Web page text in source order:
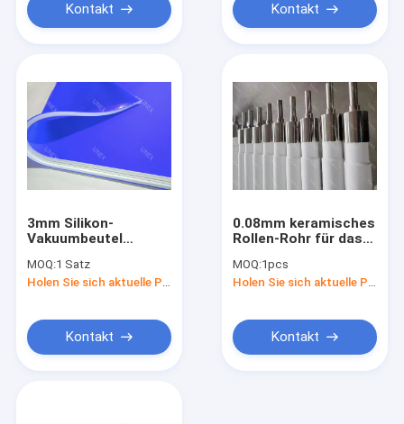
Kontakt Kontakt
3mm Silikon-
Vakuumbeutel
und Zusätze für
Laminierung 32N/mm
MOQ:1 Satz
Kontakt
0.08mm keramisches
Rollen-Rohr für das
1.95g/cm3 30Mpa
MOQ:1pcs
Kontakt